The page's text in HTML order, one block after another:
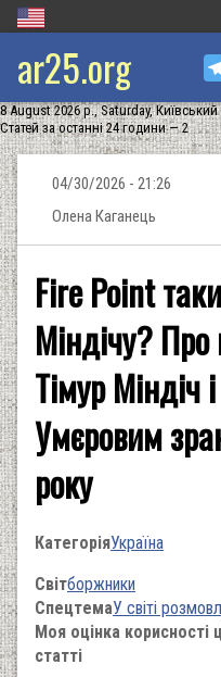
ar25.org
8 August 2026 р., Saturday, Київський
Статей за останні 24 години — 2
04/30/2026 - 21:26
Олена Каганець
Fire Point
Міндічу?
Тімур Міндіч
Умєровим
року
КатегоріяУкраїна
Світборжники
СпецтемаУ світі
Моя оцінка корисності
статті